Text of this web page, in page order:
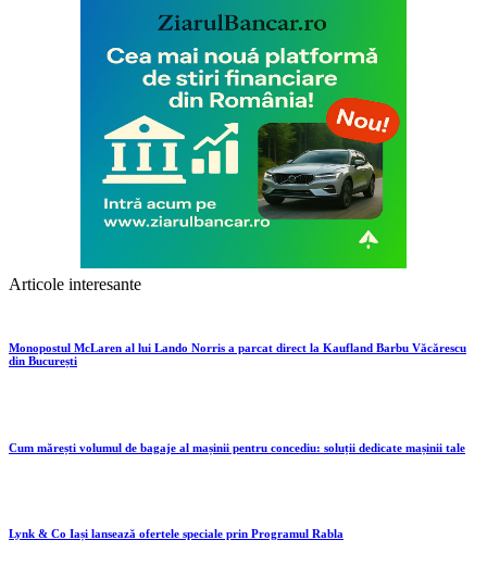
Articole interesante
Monopostul McLaren al lui Lando Norris a parcat direct la Kaufland Barbu Văcărescu
din București
Cum mărești volumul de bagaje al mașinii pentru concediu: soluții dedicate mașinii tale
Lynk & Co Iași lansează ofertele speciale prin Programul Rabla